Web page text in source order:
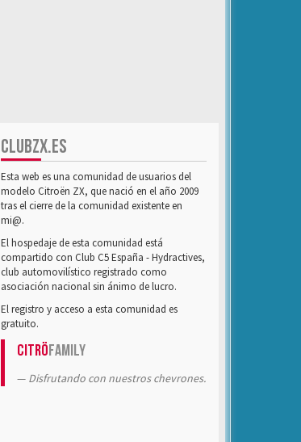
CLUBZX.ES
Esta web es una comunidad de usuarios del
modelo Citroën ZX, que nació en el año 2009
tras el cierre de la comunidad existente en
mi@.
El hospedaje de esta comunidad está
compartido con Club C5 España - Hydractives,
club automovilístico registrado como
asociación nacional sin ánimo de lucro.
El registro y acceso a esta comunidad es
gratuito.
CitröFamily
Disfrutando con nuestros chevrones.